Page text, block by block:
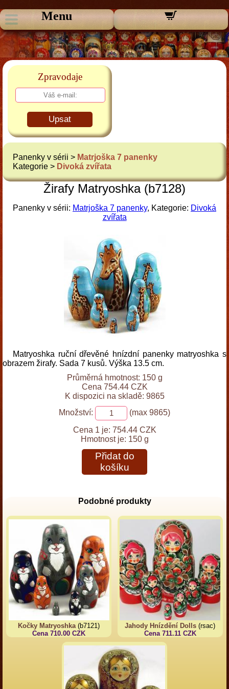
Menu
Zpravodaje
Upsat
Panenky v sérii > Matrjoška 7 panenky
Kategorie > Divoká zvířata
Žirafy Matryoshka (b7128)
Panenky v sérii: Matrjoška 7 panenky, Kategorie: Divoká
zvířata
Matryoshka ruční dřevěné hnízdní panenky matryoshka s
obrazem žirafy. Sada 7 kusů. Výška 13.5 cm.
Průměrná hmotnost: 150 g
Cena 754.44 CZK
K dispozici na skladě: 9865
Množství:
(max 9865)
Cena 1 je: 754.44 CZK
Hmotnost je: 150 g
Přidat do
košíku
Podobné produkty
Kočky Matryoshka(b7121)
Cena 710.00 CZK
Jahody Hnízdění Dolls (rsac)
Cena 711.11 CZK